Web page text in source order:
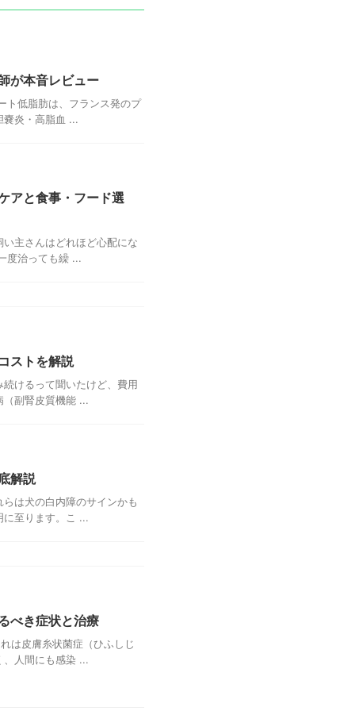
が本音レビュー
ト低脂肪は、フランス発のプ
嚢炎・高脂血 ...
アと食事・フード選
主さんはどれほど心配にな
度治っても繰 ...
ストを解説
けるって聞いたけど、費用
（副腎皮質機能 ...
解説
は犬の白内障のサインかも
に至ります。こ ...
べき症状と治療
は皮膚糸状菌症（ひふしじ
、人間にも感染 ...